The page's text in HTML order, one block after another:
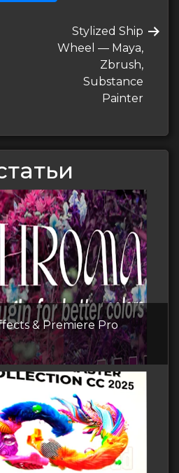
Следующая
запись
Stylized Ship
Wheel — Maya,
Zbrush,
Substance
Painter
& Premiere Pro